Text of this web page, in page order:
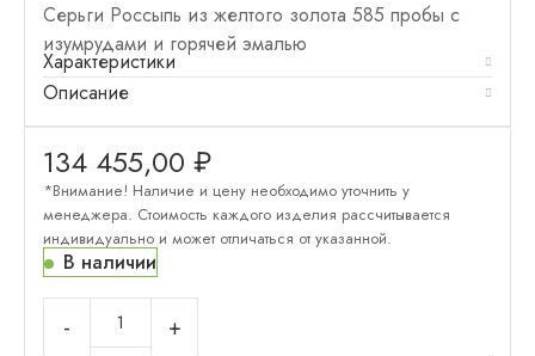
Серьги Россыпь из желтого золота 585 пробы с
изумрудами и горячей эмалью
Характеристики
Описание
134 455,00 ₽
*Внимание! Наличие и цену необходимо уточнить у
менеджера. Стоимость каждого изделия рассчитывается
индивидуально и может отличаться от указанной.
В наличии